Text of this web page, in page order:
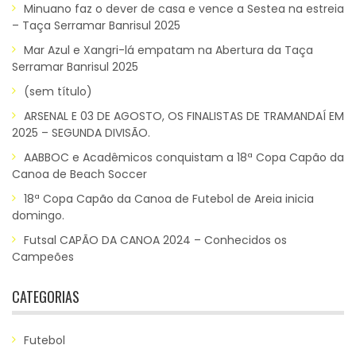
Minuano faz o dever de casa e vence a Sestea na estreia
– Taça Serramar Banrisul 2025
Mar Azul e Xangri-lá empatam na Abertura da Taça
Serramar Banrisul 2025
(sem título)
ARSENAL E 03 DE AGOSTO, OS FINALISTAS DE TRAMANDAÍ EM
2025 – SEGUNDA DIVISÃO.
AABBOC e Acadêmicos conquistam a 18ª Copa Capão da
Canoa de Beach Soccer
18ª Copa Capão da Canoa de Futebol de Areia inicia
domingo.
Futsal CAPÃO DA CANOA 2024 – Conhecidos os
Campeões
CATEGORIAS
Futebol